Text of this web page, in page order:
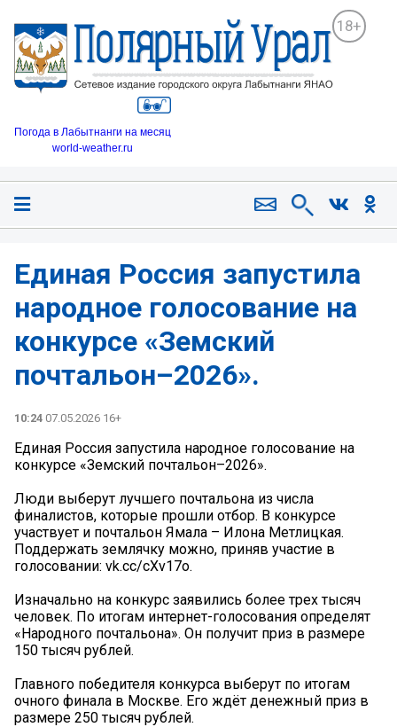
18+
Погода в Лабытнанги на месяц
world-weather.ru
Единая Россия запустила
народное голосование на
конкурсе «Земский
почтальон–2026».
10:24 07.05.2026 16+
Единая Россия запустила народное голосование на
конкурсе «Земский почтальон–2026».
Люди выберут лучшего почтальона из числа
финалистов, которые прошли отбор. В конкурсе
участвует и почтальон Ямала – Илона Метлицкая.
Поддержать землячку можно, приняв участие в
голосовании: vk.cc/cXv17o.
Изначально на конкурс заявились более трех тысяч
человек. По итогам интернет-голосования определят
«Народного почтальона». Он получит приз в размере
150 тысяч рублей.
Главного победителя конкурса выберут по итогам
очного финала в Москве. Его ждёт денежный приз в
размере 250 тысяч рублей.